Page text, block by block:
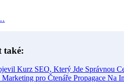
také:
Kurz SEO, Který Jde Správnou
pro Čtenáře Propagace Na